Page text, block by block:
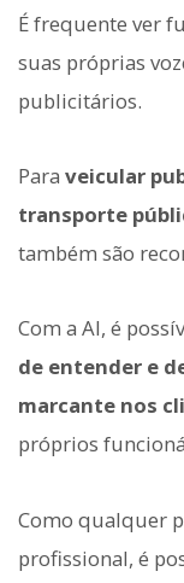
É frequente ver
suas próprias
publicitários.
Para veicular
transporte
também são
Com a AI, é
de entender e
marcante nos
próprios
Como qualquer
profissional, é